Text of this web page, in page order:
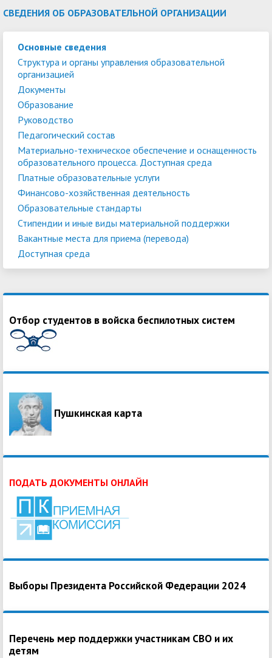
СВЕДЕНИЯ ОБ ОБРАЗОВАТЕЛЬНОЙ ОРГАНИЗАЦИИ
Основные сведения
Структура и органы управления образовательной
организацией
Документы
Образование
Руководство
Педагогический состав
Материально-техническое обеспечение и оснащенность
образовательного процесса. Доступная среда
Платные образовательные услуги
Финансово-хозяйственная деятельность
Образовательные стандарты
Стипендии и иные виды материальной поддержки
Вакантные места для приема (перевода)
Доступная среда
Отбор студентов в войска беспилотных систем
Пушкинская карта
ПОДАТЬ ДОКУМЕНТЫ ОНЛАЙН
Выборы Президента Российской Федерации 2024
Перечень мер поддержки участникам СВО и их
детям